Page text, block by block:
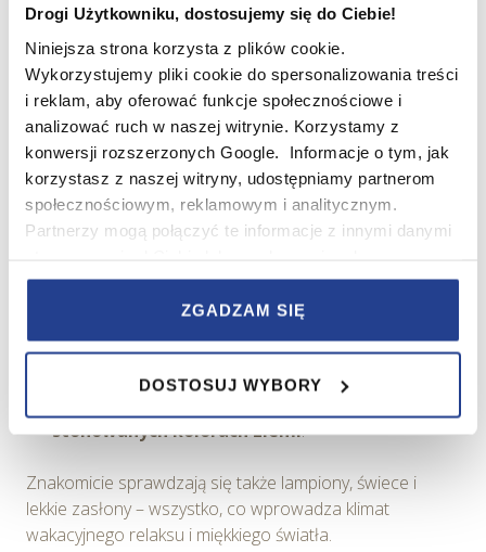
Drogi Użytkowniku, dostosujemy się do Ciebie!
Niniejsza strona korzysta z plików cookie.
Wykorzystujemy pliki cookie do spersonalizowania treści
i reklam, aby oferować funkcje społecznościowe i
analizować ruch w naszej witrynie. Korzystamy z
konwersji rozszerzonych Google. Informacje o tym, jak
korzystasz z naszej witryny, udostępniamy partnerom
społecznościowym, reklamowym i analitycznym.
Partnerzy mogą połączyć te informacje z innymi danymi
korzystania z ich usług.
zapewnienia prawidłowego działania Serwisu,
zapamiętania wybranych przez użytkownika ustawień i
wszelkich wyborów dokonywanych w Serwisie, poprawy
wydajności Serwisu, zbierania informacji o tym, w jaki
Serwisu, dostosowywania działania Serwisu do
preferencji użytkowników, tworzenia statystyk
użytkowania Serwisu oraz w celach marketingowych.
ZGADZAM SIĘ
DOSTOSUJ WYBORY
Źródło: Freepik.com
Nie zapomnij o dodatkach:
Doniczki z terakoty, ceramiki, rattanu– każda
inna, ale tworząca spójną całość,
– na ścianach lub jako uchwyty do roślin,
Obrazy i plakaty z motywami liści, papug,
egzotycznych krajobrazów,
stonowanych kolorach ziemi.
Znakomicie sprawdzają się także lampiony, świece i
lekkie zasłony – wszystko, co wprowadza klimat
wakacyjnego relaksu i miękkiego światła.